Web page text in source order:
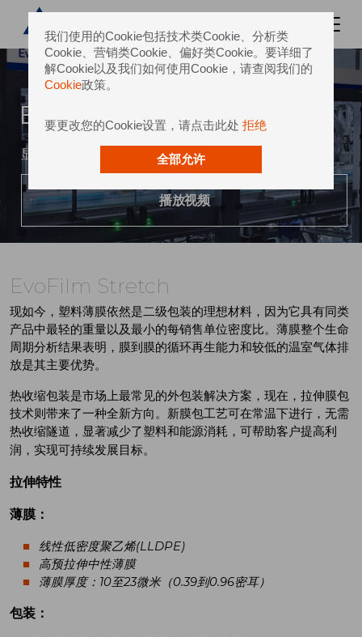
我们使用的Cookie包括技术类Cookie、分析类
Cookie、营销类Cookie、偏好类Cookie。要详细了
解Cookie以及我们如何使用Cookie，请查阅我们的
Cookie政策。
要更改您的Cookie设置，请点击此处 拒绝
全部允许
EvoFilm Stretch
显著降低外包装和联装包装 的塑料薄膜用量和能耗
播放视频
EvoFilm Stretch
现如今，塑料薄膜依然是二级包装的理想材料，因为它具有同类
产品中最轻的重量以及最小的每销售单位密度比。薄膜整个生命
周期分析结果表明，膜到膜的循环再生能力和较低的温室气体排
放是其主要优势。
热收缩包装是市场上最常见的外包装解决方案，现在，拉伸膜包
技术则带来了一种全新方向。新膜包工艺可在常温下进行，无需
热收缩隧道，显著减少了塑料和能源消耗，可帮助客户提高利
润，实现可持续发展目标。
拉伸特性
薄膜：
线性低密度聚乙烯(LLDPE)
高预拉伸中性薄膜
薄膜厚度：10至23微米（0.39到0.96密耳）
包装：